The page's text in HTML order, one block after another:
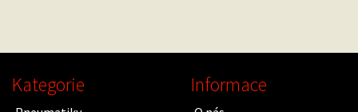
Kategorie Informace